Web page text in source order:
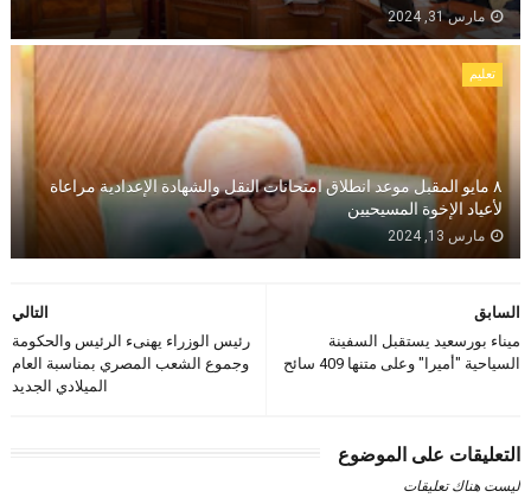
مارس 31, 2024
تعليم
٨ مايو المقبل موعد انطلاق امتحانات النقل والشهادة الإعدادية مراعاة
لأعياد الإخوة المسيحيين
مارس 13, 2024
التالي
رئيس الوزراء يهنىء الرئيس والحكومة
وجموع الشعب المصري بمناسبة العام
الميلادي الجديد
السابق
ميناء بورسعيد يستقبل السفينة
السياحية "أميرا" وعلى متنها 409 سائح
التعليقات على الموضوع
ليست هناك تعليقات